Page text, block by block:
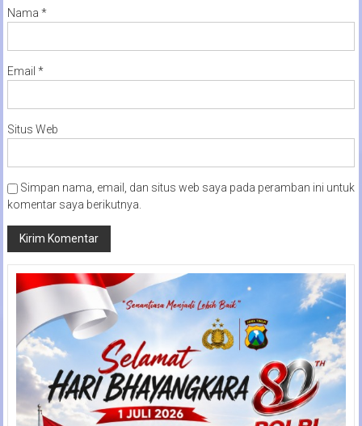
Nama *
Email *
Situs Web
Simpan nama, email, dan situs web saya pada peramban ini untuk
komentar saya berikutnya.